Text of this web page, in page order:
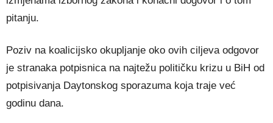
pitanju.
Poziv na koalicijsko okupljanje oko ovih ciljeva odgovor
je stranaka potpisnica na najtežu političku krizu u BiH od
potpisivanja Daytonskog sporazuma koja traje već
godinu dana.